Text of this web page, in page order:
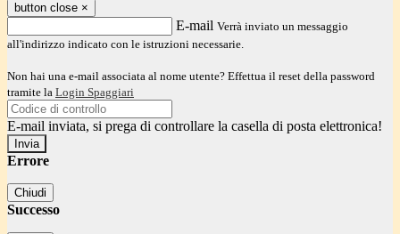
button close ×
E-mail Verrà inviato un messaggio
all'indirizzo indicato con le istruzioni necessarie.
Non hai una e-mail associata al nome utente? Effettua il reset della password
tramite la Login Spaggiari
E-mail inviata, si prega di controllare la casella di posta elettronica!
Errore
Chiudi
Successo